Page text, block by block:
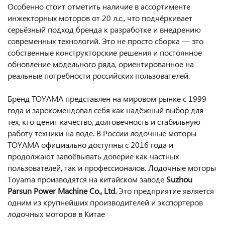
Особенно стоит отметить наличие в ассортименте
инжекторных моторов от 20 л.с., что подчёркивает
серьёзный подход бренда к разработке и внедрению
современных технологий. Это не просто сборка — это
собственные конструкторские решения и постоянное
обновление модельного ряда, ориентированное на
реальные потребности российских пользователей.
Бренд TOYAMA представлен на мировом рынке с 1999
года и зарекомендовал себя как надёжный выбор для
тех, кто ценит качество, долговечность и стабильную
работу техники на воде. В России лодочные моторы
TOYAMA официально доступны с 2016 года и
продолжают завоёвывать доверие как частных
пользователей, так и профессионалов. Лодочные моторы
Toyama производятся на китайском заводе Suzhou
Parsun Power Machine Co., Ltd.Это предприятие является
одним из крупнейших производителей и экспортеров
лодочных моторов в Китае